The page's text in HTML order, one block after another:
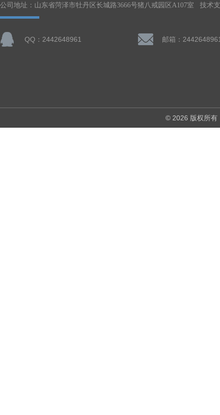
公司地址：山东省菏泽市牡丹区长城路3666号猪八戒园区A107室 技术
QQ：2442648961 邮箱：
© 2026 版权所